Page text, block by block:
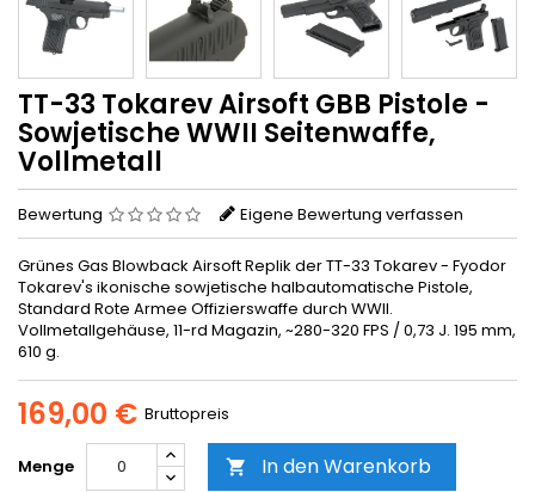
TT-33 Tokarev Airsoft GBB Pistole -
Sowjetische WWII Seitenwaffe,
Vollmetall
Bewertung Eigene Bewertung verfassen
Grünes Gas Blowback Airsoft Replik der TT-33 Tokarev - Fyodor
Tokarev's ikonische sowjetische halbautomatische Pistole,
Standard Rote Armee Offizierswaffe durch WWII.
Vollmetallgehäuse, 11-rd Magazin, ~280-320 FPS / 0,73 J. 195 mm,
610 g.
169,00 € Bruttopreis
Menge  In den Warenkorb